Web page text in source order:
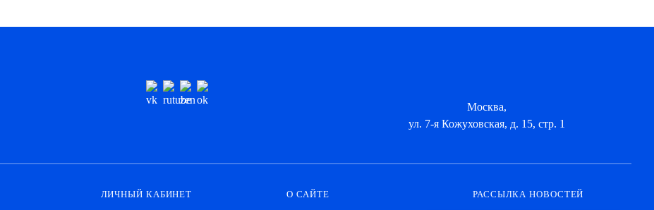
Москва,
ул. 7-я Кожуховская, д. 15, стр. 1
ЛИЧНЫЙ КАБИНЕТ О САЙТЕ РАССЫЛКА НОВОСТЕЙ